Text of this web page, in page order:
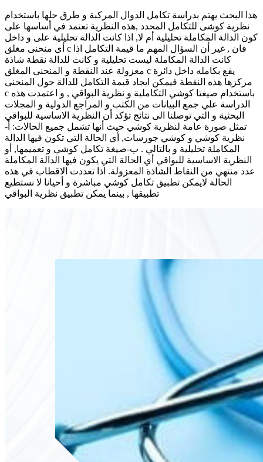
هذا البحث يهتم بدراسة تكامل الدوال المركبة و طرق حلها باستخدام
نظرية كوشى للتكامل المحدد ,هذه النظرية تعتمد في أساسها على
كون الدالة المكاملة تحليلية أم لا, اذا كانت الدالة تحليلية على و داخل
أى منحنى مغلق c فان , غير أن السؤال المهم ما قيمة التكامل اذا
كانت الدالة المكاملة ليست تحليلية و كانت للدالة نقطة شاذة
معزولة عند النقطة و المنحنى المغلق c يقع بكامله داخل دائرة
مركزها هذه النقطة فيمكن ايجاد قيمة التكامل للدالة حول المنحنى
c باستخدام صيغتا كوشي التكاملية و نظرية البواقي , و اعتمدت هذه
الدراسة علي جمع البيانات من الكتب و المراجع الدولية و المجلات
البحثية و التي توصلنا الى نتائج تؤكد أن النظرية الاساسية للبواقي
تمثل صورة عامة لنظرية كوشي حيث أنها تشمل جميع الحالات: أ-
نظرية كوشي و كوشي جورسات, أي الحالة التي تكون فيها الدالة
المكاملة تحليلية و بالتالي . ب-صيغة تكامل كوشي و تعميمها, أو
النظرية الاساسية للبواقي أي الحالة التي يكون فيها الدالة المكاملة
عدد منتهي من النقاط الشاذة المعزولة. اذا تعددت الاقطاب في هذه
الحالة لايمكن تطبيق تكامل كوشي مباشرة و أحيانا لا نستطيع
تطبيقها , بينما يمكن تطبيق نظرية البواقي